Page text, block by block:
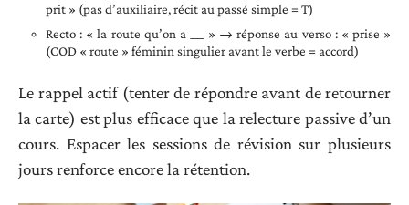
prit » (pas d’auxiliaire, récit au passé simple = T)
Recto : « la route qu’on a ___ » → réponse au verso : « prise »
(COD « route » féminin singulier avant le verbe = accord)
Le rappel actif (tenter de répondre avant de retourner
la carte) est plus efficace que la relecture passive d’un
cours. Espacer les sessions de révision sur plusieurs
jours renforce encore la rétention.